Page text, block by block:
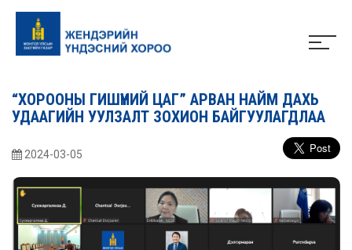
“ХОРООНЫ ГИШҮҮНИЙ ЦАГ” АРВАН НАЙМ ДАХЬ
УДААГИЙН УУЛЗАЛТ ЗОХИОН БАЙГУУЛАГДЛАА
2024-03-05